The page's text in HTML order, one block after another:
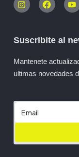
Suscribite al
Mantenete
ultimas novedades